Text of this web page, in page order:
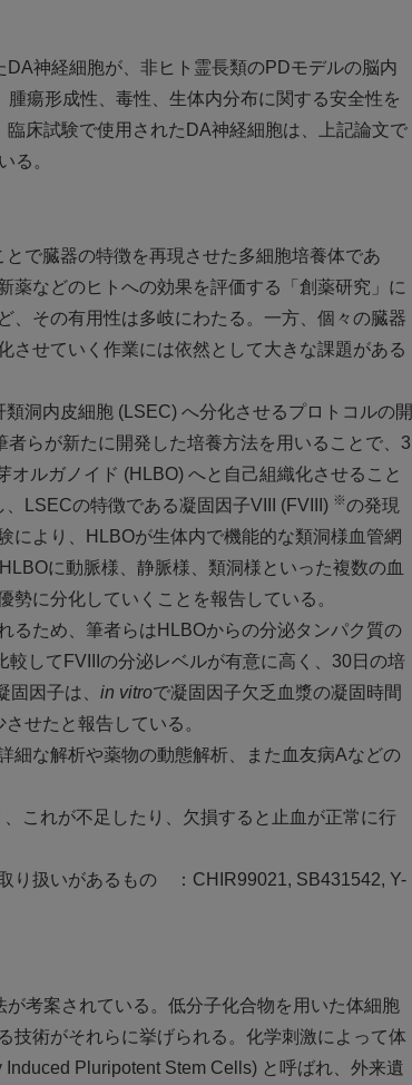
神経細胞が、非ヒト霊長類のPDモデルの脳内
腫瘍形成性、毒性、生体内分布に関する安全性を
臨床試験で使用されたDA神経細胞は、上記論文で
る。
で臓器の特徴を再現させた多細胞培養体であ
薬などのヒトへの効果を評価する「創薬研究」に
、その有用性は多岐にわたる。一方、個々の臓器
させていく作業には依然として大きな課題がある
洞内皮細胞 (LSEC) へ分化させるプロトコルの開
らが新たに開発した培養方法を用いることで、3
ルガノイド (HLBO) へと自己組織化させること
LSECの特徴である凝固因子VIII (FVIII) ※の発現
により、HLBOが生体内で機能的な類洞様血管網
に動脈様、静脈様、類洞様といった複数の血
に分化していくことを報告している。
るため、筆者らはHLBOからの分泌タンパク質の
してFVIIIの分泌レベルが有意に高く、30日の培
因子は、 in vitroで凝固因子欠乏血漿の凝固時間
せたと報告している。
細な解析や薬物の動態解析、また血友病Aなどの
これが不足したり、欠損すると止血が正常に行
り扱いがあるもの ：CHIR99021, SB431542, Y-
考案されている。低分子化合物を用いた体細胞
技術がそれらに挙げられる。化学刺激によって体
Pluripotent Stem Cells) と呼ばれ、外来遺